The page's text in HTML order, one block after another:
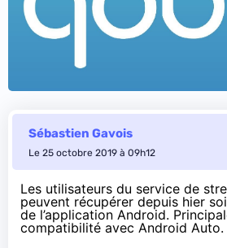
Sébastien Gavois
Le 25 octobre 2019 à 09h12
Les utilisateurs du service de
peuvent récupérer depuis hier
de l’application Android.
compatibilité avec Android Auto.